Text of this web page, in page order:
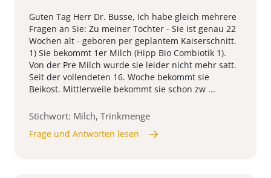
Guten Tag Herr Dr. Busse, Ich habe gleich mehrere
Fragen an Sie: Zu meiner Tochter - Sie ist genau 22
Wochen alt - geboren per geplantem Kaiserschnitt.
1) Sie bekommt 1er Milch (Hipp Bio Combiotik 1).
Von der Pre Milch wurde sie leider nicht mehr satt.
Seit der vollendeten 16. Woche bekommt sie
Beikost. Mittlerweile bekommt sie schon zw ...
Stichwort: Milch, Trinkmenge
Frage und Antworten lesen